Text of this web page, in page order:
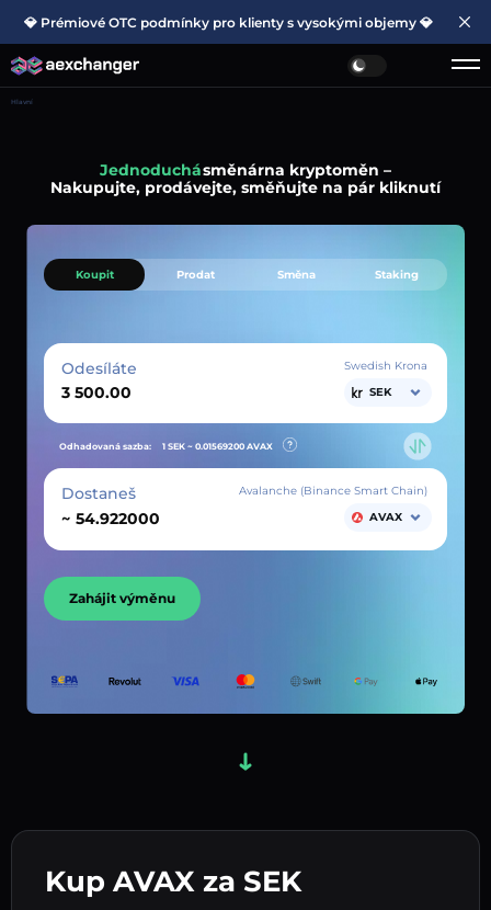
💎 Prémiové OTC podmínky pro klienty s vysokými objemy 💎
Hlavní
Jednoduchásměnárna kryptoměn –
Nakupujte, prodávejte, směňujte na pár kliknutí
Kup AVAX za SEK
Koupit Prodat Směna Staking
Odesíláte
Swedish Krona
SEK
Odhadovaná sazba: 1 SEK ~ 0.01569200 AVAX
Dostaneš
~
Avalanche (Binance Smart Chain)
AVAX
Zahájit výměnu